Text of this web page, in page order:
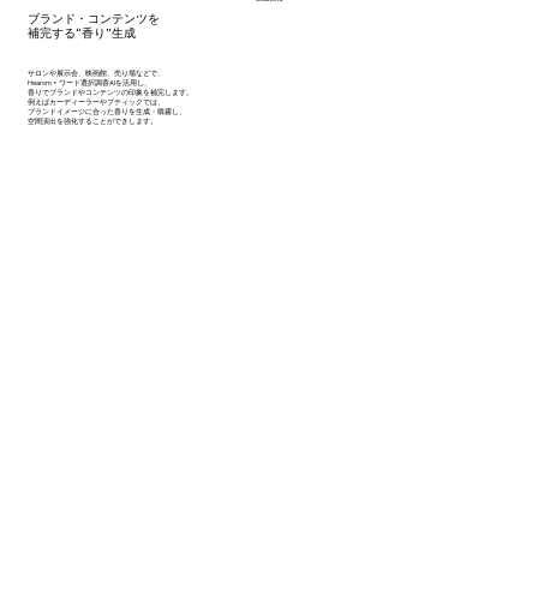
ブランド・コンテンツを
補完する“香り”生成
サロンや展示会、映画館、売り場などで、
Hearom × ワード選択調香AIを活用し、
香りでブランドやコンテンツの印象を補完します。
例えばカーディーラーやブティックでは、
ブランドイメージに合った香りを生成・噴霧し、
空間演出を強化することができします。